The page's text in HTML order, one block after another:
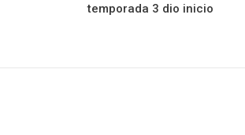
temporada 3 dio inicio